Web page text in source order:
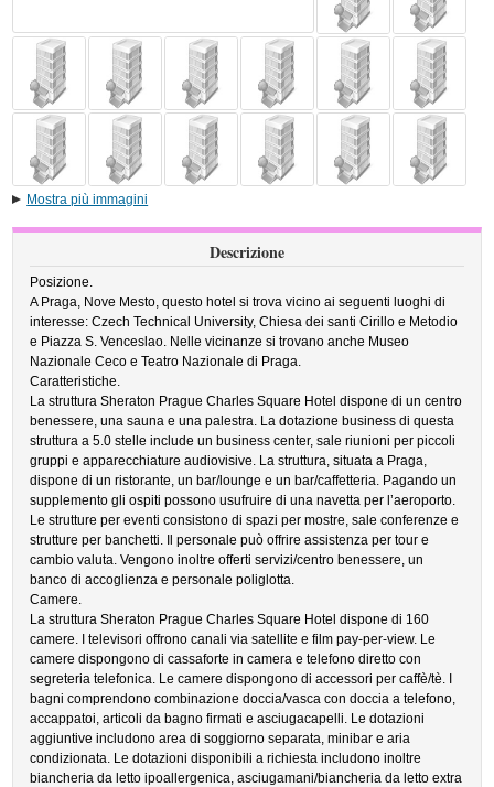
Mostra più immagini
Descrizione
Posizione.
A Praga, Nove Mesto, questo hotel si trova vicino ai seguenti luoghi di
interesse: Czech Technical University, Chiesa dei santi Cirillo e Metodio
e Piazza S. Venceslao. Nelle vicinanze si trovano anche Museo
Nazionale Ceco e Teatro Nazionale di Praga.
Caratteristiche.
La struttura Sheraton Prague Charles Square Hotel dispone di un centro
benessere, una sauna e una palestra. La dotazione business di questa
struttura a 5.0 stelle include un business center, sale riunioni per piccoli
gruppi e apparecchiature audiovisive. La struttura, situata a Praga,
dispone di un ristorante, un bar/lounge e un bar/caffetteria. Pagando un
supplemento gli ospiti possono usufruire di una navetta per l’aeroporto.
Le strutture per eventi consistono di spazi per mostre, sale conferenze e
strutture per banchetti. Il personale può offrire assistenza per tour e
cambio valuta. Vengono inoltre offerti servizi/centro benessere, un
banco di accoglienza e personale poliglotta.
Camere.
La struttura Sheraton Prague Charles Square Hotel dispone di 160
camere. I televisori offrono canali via satellite e film pay-per-view. Le
camere dispongono di cassaforte in camera e telefono diretto con
segreteria telefonica. Le camere dispongono di accessori per caffè/tè. I
bagni comprendono combinazione doccia/vasca con doccia a telefono,
accappatoi, articoli da bagno firmati e asciugacapelli. Le dotazioni
aggiuntive includono area di soggiorno separata, minibar e aria
condizionata. Le dotazioni disponibili a richiesta includono inoltre
biancheria da letto ipoallergenica, asciugamani/biancheria da letto extra